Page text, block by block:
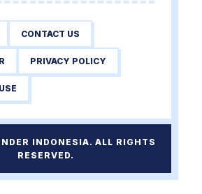
CONTACT US
PRIVACY POLICY
INDONESIA. ALL RIGHTS
RESERVED.